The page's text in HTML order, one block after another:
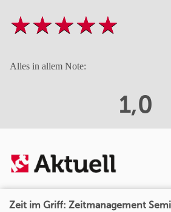
Alles in allem Note:
1,0
Zeit im Griff: Zeitmanagement